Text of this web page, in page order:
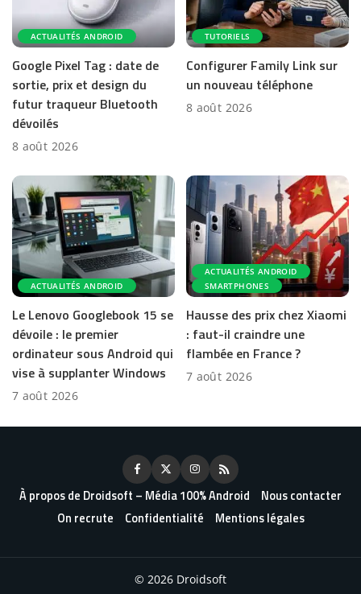
ACTUALITÉS ANDROID
Google Pixel Tag : date de
sortie, prix et design du
futur traqueur Bluetooth
dévoilés
8 août 2026
TUTORIELS
Configurer Family Link sur
un nouveau téléphone
8 août 2026
ACTUALITÉS ANDROID
Le Lenovo Googlebook 15 se
dévoile : le premier
ordinateur sous Android qui
vise à supplanter Windows
7 août 2026
ACTUALITÉS ANDROID
SMARTPHONES
Hausse des prix chez Xiaomi
: faut-il craindre une
flambée en France ?
7 août 2026
À propos de Droidsoft – Média 100% Android
Nous contacter
On recrute
Confidentialité Mentions légales
© 2026 Droidsoft